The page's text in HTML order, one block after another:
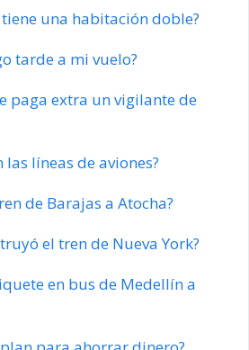
una habitación doble?
tarde a mi vuelo?
paga extra un vigilante de
las líneas de aviones?
de Barajas a Atocha?
el tren de Nueva York?
en bus de Medellín a